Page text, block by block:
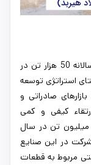
کارخانه نورد و پروفیل ساوه با ظرفیت تولید سالانه 50 هزار تن در
استراتژی توسعه
صادراتی و
کیفی و کمی
محصولات، ظرفیت تولیدی خود را به میزان 2 میلیون تن در سال
در این صنایع
مربوط به قطعات